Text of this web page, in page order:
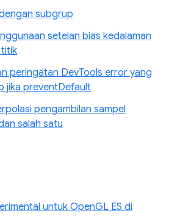
subgrup
setelan bias kedalaman
peringatan DevTools error yang
jika preventDefault
pengambilan sampel
salah satu
untuk OpenGL ES di